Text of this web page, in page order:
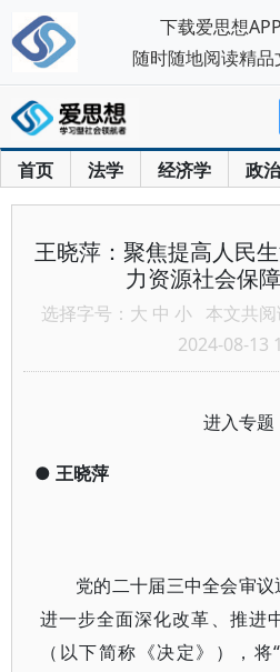
首页 法学 经济学 政
王晓萍：聚焦提高人民
力资源社会保
选择字号： 大 中 小 本文共阅
2024-08-13
进入专题
● 王晓萍
党的二十届三中全会审
进一步全面深化改革、推进
（以下简称《决定》），
下载爱思想APP
随时随地阅读精品